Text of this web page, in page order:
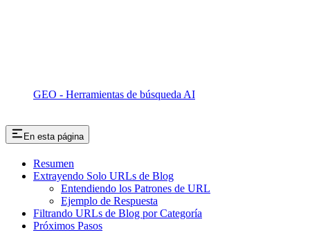
GEO - Herramientas de búsqueda AI
En esta página
Resumen
Extrayendo Solo URLs de Blog
Entendiendo los Patrones de URL
Ejemplo de Respuesta
Filtrando URLs de Blog por Categoría
Próximos Pasos